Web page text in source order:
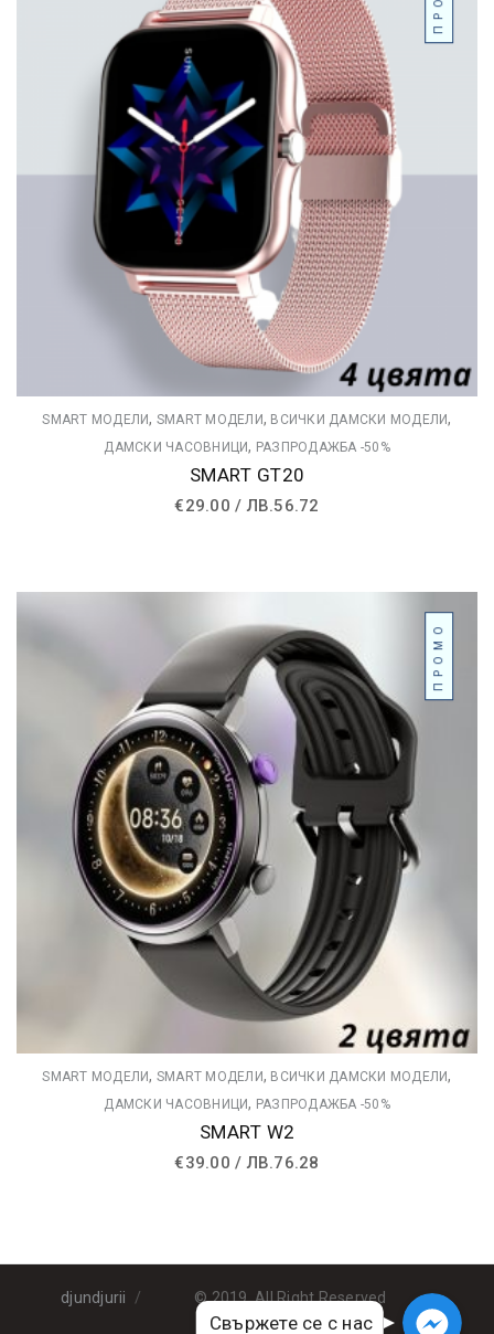
SMART МОДЕЛИ, SMART МОДЕЛИ, ВСИЧКИ ДАМСКИ МОДЕЛИ,
ДАМСКИ ЧАСОВНИЦИ, РАЗПРОДАЖБА -50%
SMART GT20
€29.00 /ЛВ.56.72
ПРОМО
SMART МОДЕЛИ, SMART МОДЕЛИ, ВСИЧКИ ДАМСКИ МОДЕЛИ,
ДАМСКИ ЧАСОВНИЦИ, РАЗПРОДАЖБА -50%
SMART W2
€39.00 /ЛВ.76.28
djundjurii © 2019. All Right Reserved
Свържете се с нас